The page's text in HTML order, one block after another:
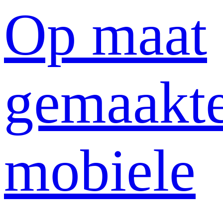
Op maat
mobiele